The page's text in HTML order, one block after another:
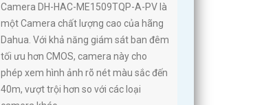
Camera DH-HAC-ME1509TQP-A-PV là
một Camera chất lượng cao của hãng
Dahua. Với khả năng giám sát ban đêm
tối ưu hơn CMOS, camera này cho
phép xem hình ảnh rõ nét màu sắc đến
40m, vượt trội hơn so với các loại